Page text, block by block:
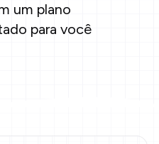
um plano
para você